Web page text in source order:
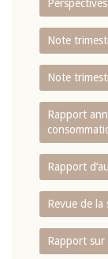
Note
Note
Rapport
Rapport
Revue de la
Rapport sur